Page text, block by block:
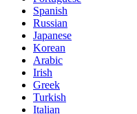
Spanish
Russian
Japanese
Korean
Arabic
Irish
Greek
Turkish
Italian